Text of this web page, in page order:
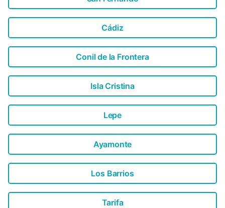
Cádiz
Conil de la Frontera
Isla Cristina
Lepe
Ayamonte
Los Barrios
Tarifa